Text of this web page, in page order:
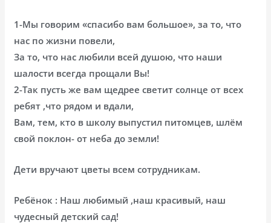
1-Мы говорим «спасибо вам большое», за то, что
нас по жизни повели,
За то, что нас любили всей душою, что наши
шалости всегда прощали Вы!
2-Так пусть же вам щедрее светит солнце от всех
ребят ,что рядом и вдали,
Вам, тем, кто в школу выпустил питомцев, шлём
свой поклон- от неба до земли!
Дети вручают цветы всем сотрудникам.
Ребёнок : Наш любимый ,наш красивый, наш
чудесный детский сад!